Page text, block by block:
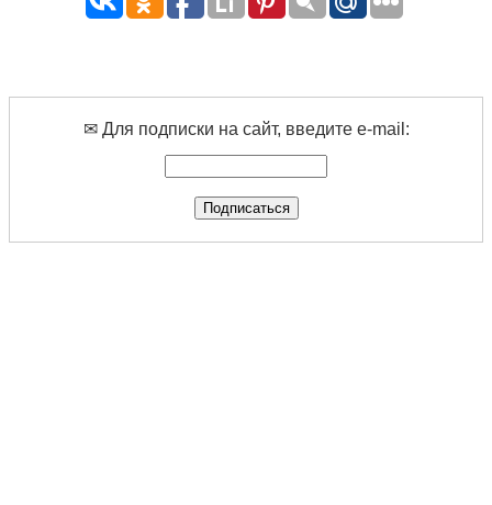
✉ Для подписки на сайт, введите e-mail: